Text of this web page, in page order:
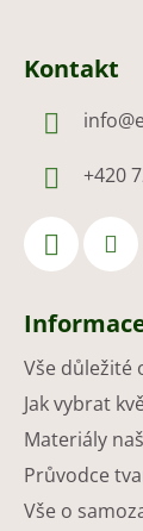
Kontakt
info@
+420
Vše důležité
Jak vybrat
Materiály
Průvodce
Vše o